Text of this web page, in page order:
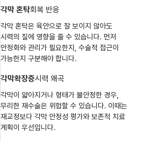
각막 혼탁회복 반응
각막 혼탁은 육안으로 잘 보이지 않아도
시력의 질에 영향을 줄 수 있습니다. 먼저
안정화와 관리가 필요한지, 수술적 접근이
가능한지 구분해야 합니다.
각막확장증시력 왜곡
각막이 얇아지거나 형태가 불안정한 경우,
무리한 재수술은 위험할 수 있습니다. 이때는
재교정보다 각막 안정성 평가와 보존적 치료
계획이 우선입니다.